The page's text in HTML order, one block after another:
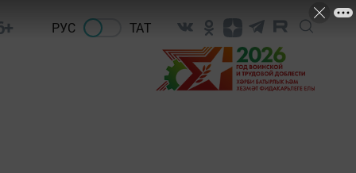
РУС ТАТ